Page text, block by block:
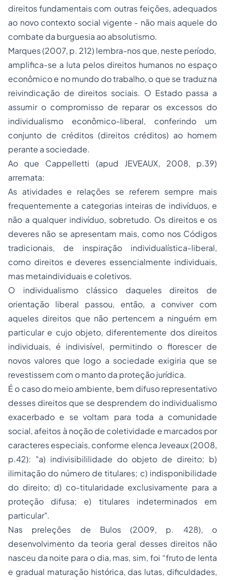
direitos fundamentais com outras feições, adequados
ao novo contexto social vigente - não mais aquele do
combate da burguesia ao absolutismo.
Marques (2007, p. 212) lembra-nos que, neste período,
amplifica-se a luta pelos direitos humanos no espaço
econômico e no mundo do trabalho, o que se traduz na
reivindicação de direitos sociais. O Estado passa a
assumir o compromisso de reparar os excessos do
individualismo econômico-liberal, conferindo um
conjunto de créditos (direitos créditos) ao homem
perante a sociedade.
Ao que Cappelletti (apud JEVEAUX, 2008, p.39)
arremata:
As atividades e relações se referem sempre mais
frequentemente a categorias inteiras de indivíduos, e
não a qualquer indivíduo, sobretudo. Os direitos e os
deveres não se apresentam mais, como nos Códigos
tradicionais, de inspiração individualística-liberal,
como direitos e deveres essencialmente individuais,
mas metaindividuais e coletivos.
O individualismo clássico daqueles direitos de
orientação liberal passou, então, a conviver com
aqueles direitos que não pertencem a ninguém em
particular e cujo objeto, diferentemente dos direitos
individuais, é indivisível, permitindo o florescer de
novos valores que logo a sociedade exigiria que se
revestissem com o manto da proteção jurídica.
É o caso do meio ambiente, bem difuso representativo
desses direitos que se desprendem do individualismo
exacerbado e se voltam para toda a comunidade
social, afeitos à noção de coletividade e marcados por
caracteres especiais, conforme elenca Jeveaux (2008,
p.42): "a) indivisibililidade do objeto de direito; b)
ilimitação do número de titulares; c) indisponibilidade
do direito; d) co-titularidade exclusivamente para a
proteção difusa; e) titulares indeterminados em
particular".
Nas preleções de Bulos (2009, p. 428), o
desenvolvimento da teoria geral desses direitos não
nasceu da noite para o dia, mas, sim, foi “fruto de lenta
e gradual maturação histórica, das lutas, dificuldades,